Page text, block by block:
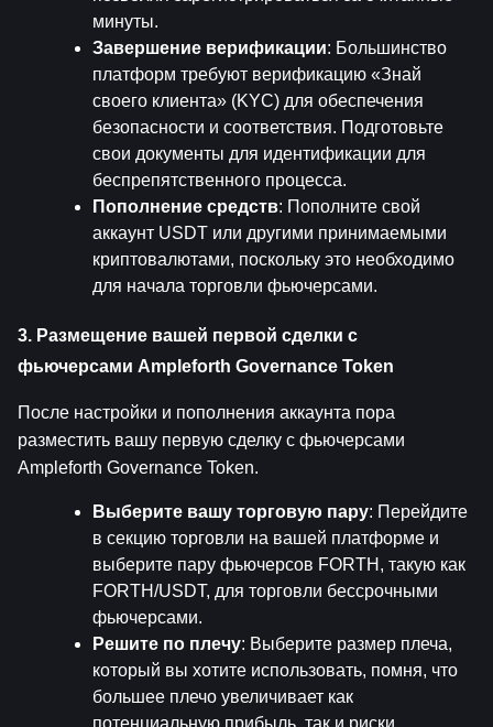
минуты.
Завершение верификации: Большинство
платформ требуют верификацию «Знай
своего клиента» (KYC) для обеспечения
безопасности и соответствия. Подготовьте
свои документы для идентификации для
беспрепятственного процесса.
Пополнение средств: Пополните свой
аккаунт USDT или другими принимаемыми
криптовалютами, поскольку это необходимо
для начала торговли фьючерсами.
3. Размещение вашей первой сделки с
фьючерсами Ampleforth Governance Token
После настройки и пополнения аккаунта пора
разместить вашу первую сделку с фьючерсами
Ampleforth Governance Token.
Выберите вашу торговую пару: Перейдите
в секцию торговли на вашей платформе и
выберите пару фьючерсов FORTH, такую как
FORTH/USDT, для торговли бессрочными
фьючерсами.
Решите по плечу: Выберите размер плеча,
который вы хотите использовать, помня, что
большее плечо увеличивает как